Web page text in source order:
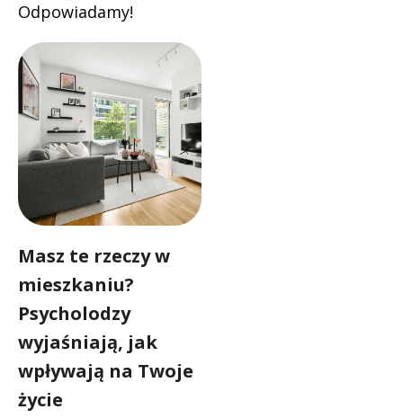
Odpowiadamy!
Masz te rzeczy w
mieszkaniu?
Psycholodzy
wyjaśniają, jak
wpływają na Twoje
życie